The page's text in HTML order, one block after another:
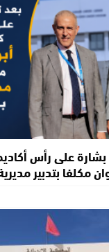
على رأس
مكلفا بتدبير